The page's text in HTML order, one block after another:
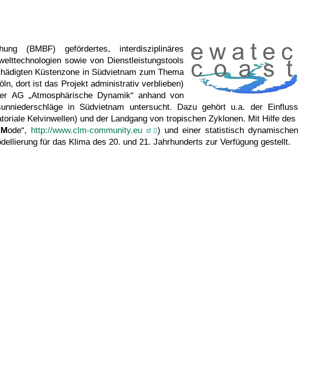
(BMBF) gefördertes, interdisziplinäres
sowie von Dienstleistungstools
Küstenzone in Südvietnam zum Thema
dort ist das Projekt administrativ verblieben)
„Atmosphärische Dynamik“ anhand von
in Südvietnam untersucht. Dazu gehört u.a. der Einfluss
Kelvinwellen) und der Landgang von tropischen Zyklonen. Mit Hilfe des
Mode“, http://www.clm-community.eu
) und einer statistisch dynamischen
für das Klima des 20. und 21. Jahrhunderts zur Verfügung gestellt.